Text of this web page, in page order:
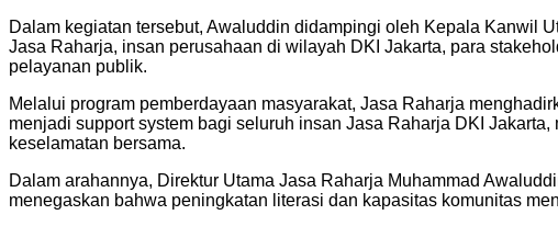
Dalam kegiatan tersebut, Awaluddin didampingi oleh Kepala Kanwil
Jasa Raharja, insan perusahaan di wilayah DKI Jakarta, para
pelayanan publik.
Melalui program pemberdayaan masyarakat, Jasa Raharja
menjadi support system bagi seluruh insan Jasa Raharja DKI
keselamatan bersama.
Dalam arahannya, Direktur Utama Jasa Raharja Muhammad
menegaskan bahwa peningkatan literasi dan kapasitas komunitas